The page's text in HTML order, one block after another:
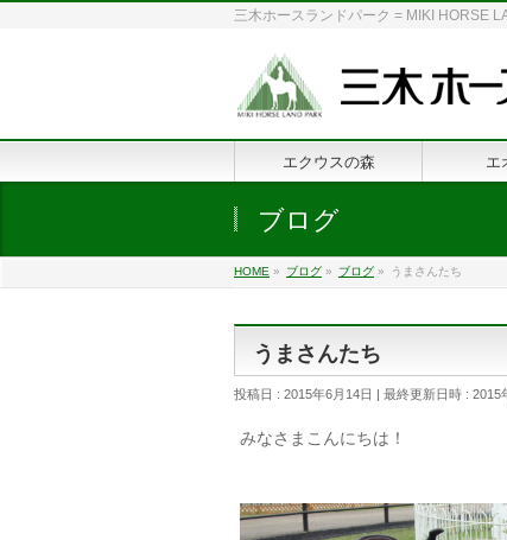
三木ホースランドパーク = MIKI HORSE
エクウスの森 エ
ブログ
HOME » ブログ » ブログ » うまさんたち
うまさんたち
投稿日 : 2015年6月14日 最終更新日時 : 2015
みなさまこんにちは！